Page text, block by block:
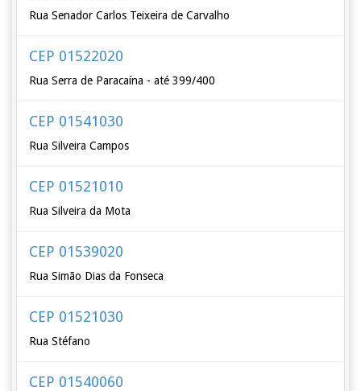
Rua Senador Carlos Teixeira de Carvalho
CEP 01522020
Rua Serra de Paracaína - até 399/400
CEP 01541030
Rua Silveira Campos
CEP 01521010
Rua Silveira da Mota
CEP 01539020
Rua Simão Dias da Fonseca
CEP 01521030
Rua Stéfano
CEP 01540060